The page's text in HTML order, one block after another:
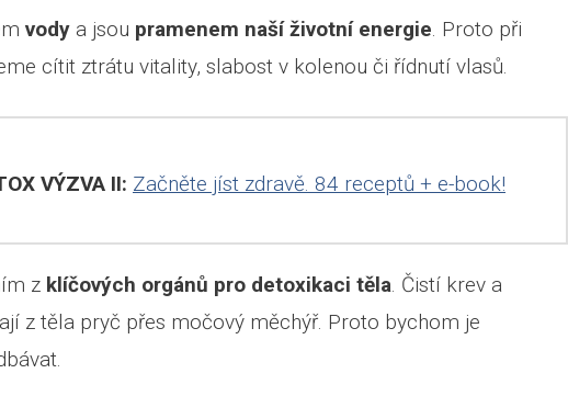
vody a jsou pramenem naší životní energie. Proto při
cítit ztrátu vitality, slabost v kolenou či řídnutí vlasů.
VÝZVA II: Začněte jíst zdravě. 84 receptů + e-book!
z klíčových orgánů pro detoxikaci těla. Čistí krev a
z těla pryč přes močový měchýř. Proto bychom je